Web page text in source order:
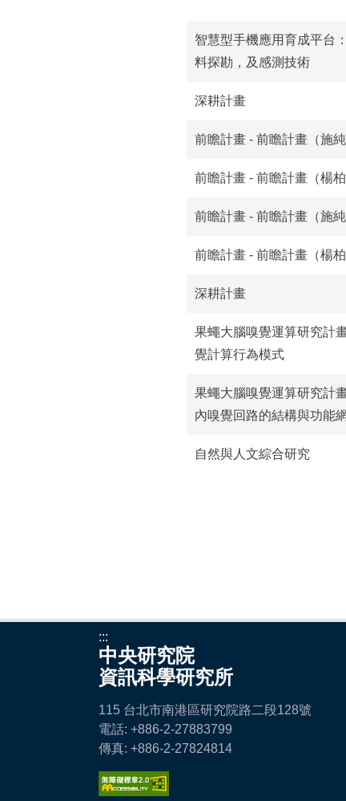
智慧型手機應用育成平台
料探勘，及感測技術
深耕計畫
前瞻計畫 - 前瞻計畫（施純
前瞻計畫 - 前瞻計畫（楊柏
前瞻計畫 - 前瞻計畫（施純
前瞻計畫 - 前瞻計畫（楊柏
深耕計畫
果蠅大腦嗅覺運算研究計
覺計算行為模式
果蠅大腦嗅覺運算研究計
內嗅覺回路的結構與功能
自然與人文綜合研究
:::
中央研究院
資訊科學研究所
115 台北市南港區研究院路二段128號
電話: +886-2-27883799
傳真: +886-2-27824814